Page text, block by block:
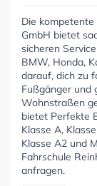
Die
GmbH bietet
sicheren
BMW, Honda,
darauf, dich zu
Fußgänger und
Wohnstraßen
bietet Perfekte
Klasse A,
Klasse A2 und
Fahrschule
anfragen.